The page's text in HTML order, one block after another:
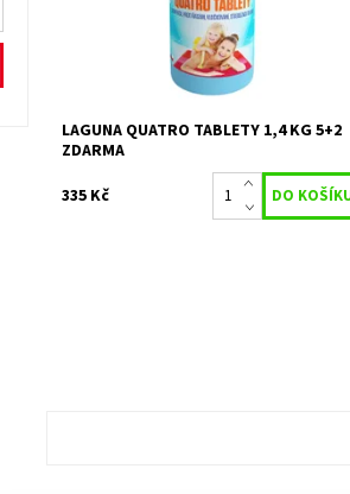
Skladem 5 ks
4116
STACHEMA CZ s.r.o
2 roky
LAGUNA QUATRO TABLETY 1,4 KG 5+2
ZDARMA
335 Kč